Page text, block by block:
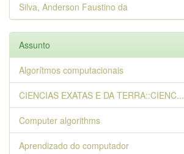
Silva, Anderson Faustino da
Assunto
Algorítmos computacionais
CIENCIAS EXATAS E DA TERRA::CIENC...
Computer algorithms
Aprendizado do computador